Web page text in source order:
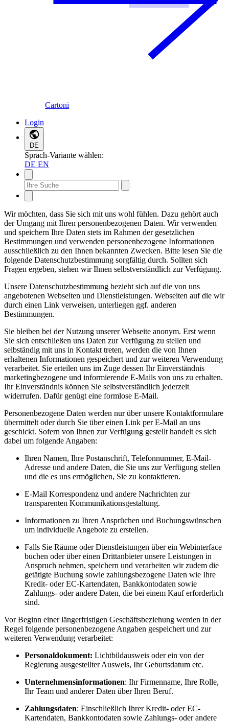
Cartoni
Login
DE
Sprach-Variante wählen:
DE EN
Wir möchten, dass Sie sich mit uns wohl fühlen. Dazu gehört auch
der Umgang mit Ihren personenbezogenen Daten. Wir verwenden
und speichern Ihre Daten stets im Rahmen der gesetzlichen
Bestimmungen und verwenden personenbezogene Informationen
ausschließlich zu den Ihnen bekannten Zwecken. Bitte lesen Sie die
folgende Datenschutzbestimmung sorgfältig durch. Sollten sich
Fragen ergeben, stehen wir Ihnen selbstverständlich zur Verfügung.​
Unsere Datenschutzbestimmung bezieht sich auf die von uns
angebotenen Webseiten und Dienstleistungen. Webseiten auf die wir
durch einen Link verweisen, unterliegen ggf. anderen
Bestimmungen.
Sie bleiben bei der Nutzung unserer Webseite anonym. Erst wenn
Sie sich entschließen uns Daten zur Verfügung zu stellen und
selbständig mit uns in Kontakt treten, werden die von Ihnen
erhaltenen Informationen gespeichert und zur weiteren Verwendung
verarbeitet. Sie erteilen uns im Zuge dessen Ihr Einverständnis
marketingbezogene und informierende E-Mails von uns zu erhalten.
Ihr Einverständnis können Sie selbstverständlich jederzeit
widerrufen. Dafür genügt eine formlose E-Mail.
Personenbezogene Daten werden nur über unsere Kontaktformulare
übermittelt oder durch Sie über einen Link per E-Mail an uns
geschickt. Sofern von Ihnen zur Verfügung gestellt handelt es sich
dabei um folgende Angaben:
Ihren Namen, Ihre Postanschrift, Telefonnummer, E-Mail-
Adresse und andere Daten, die Sie uns zur Verfügung stellen
und die es uns ermöglichen, Sie zu kontaktieren.
E-Mail Korrespondenz und andere Nachrichten zur
transparenten Kommunikationsgestaltung.
Informationen zu Ihren Ansprüchen und Buchungswünschen
um individuelle Angebote zu erstellen.
Falls Sie Räume oder Dienstleistungen über ein Webinterface
buchen oder über einen Drittanbieter unsere Leistungen in
Anspruch nehmen, speichern und verarbeiten wir zudem die
getätigte Buchung sowie zahlungsbezogene Daten wie Ihre
Kredit- oder EC-Kartendaten, Bankkontodaten sowie
Zahlungs- oder andere Daten, die bei einem Kauf erforderlich
sind.
Vor Beginn einer längerfristigen Geschäftsbeziehung werden in der
Regel folgende personenbezogene Angaben gespeichert und zur
weiteren Verwendung verarbeitet:
Personaldokument: Lichtbildausweis oder ein von der
Regierung ausgestellter Ausweis, Ihr Geburtsdatum etc.
Unternehmensinformationen: Ihr Firmenname, Ihre Rolle,
Ihr Team und anderer Daten über Ihren Beruf.
Zahlungsdaten: Einschließlich Ihrer Kredit- oder EC-
Kartendaten, Bankkontodaten sowie Zahlungs- oder andere